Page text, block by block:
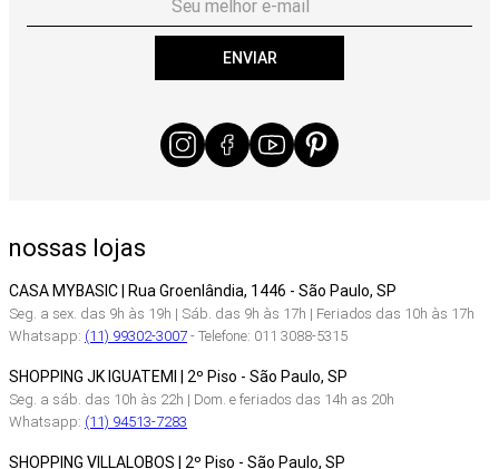
ENVIAR
nossas lojas
CASA MYBASIC | Rua Groenlândia, 1446 - São Paulo, SP
Seg. a sex. das 9h às 19h | Sáb. das 9h às 17h | Feriados das 10h às 17h
Whatsapp: (11) 99302-3007- Telefone: 011 3088-5315
SHOPPING JK IGUATEMI | 2º Piso - São Paulo, SP
Seg. a sáb. das 10h às 22h | Dom. e feriados das 14h as 20h
Whatsapp: (11) 94513-7283
SHOPPING VILLALOBOS | 2º Piso - São Paulo, SP